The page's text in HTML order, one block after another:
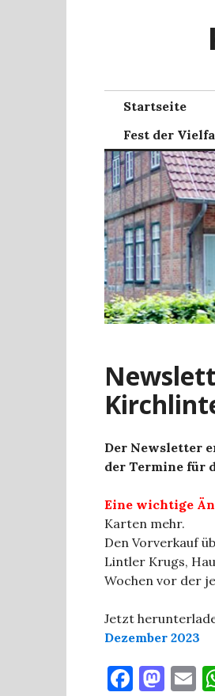
Startseite
Fest der
Der Newsletter
der Termine für
Eine wichtige
Karten mehr.
Den Vorverkauf
Lintler Krugs,
Wochen vor der
Jetzt
Dezember 2023
F M E